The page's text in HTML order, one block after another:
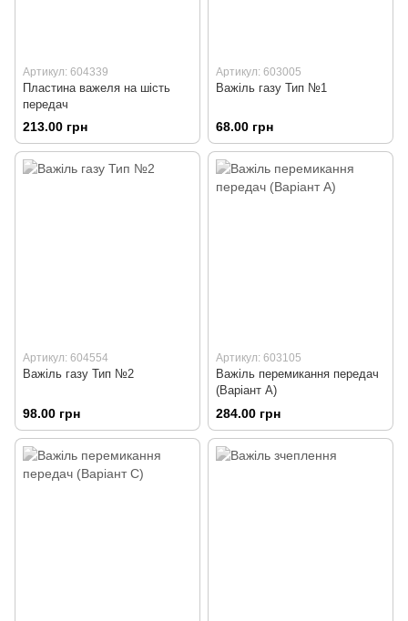
Артикул: 604339
Пластина важеля на шість
передач
213.00 грн
Артикул: 603005
Важіль газу Тип №1
68.00 грн
Артикул: 604554
Важіль газу Тип №2
98.00 грн
Артикул: 603105
Важіль перемикання передач
(Варіант А)
284.00 грн